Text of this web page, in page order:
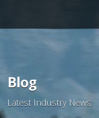
Blog
Latest Industry News